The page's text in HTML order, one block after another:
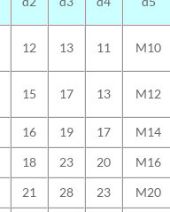
12 13 11 M10
15 17 13 M12
16 19 17 M14
18 23 20 M16
21 28 23 M20